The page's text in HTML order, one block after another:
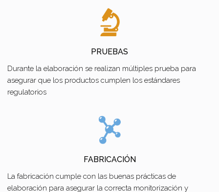
PRUEBAS
Durante la elaboración se realizan múltiples prueba para
asegurar que los productos cumplen los estándares
regulatorios
FABRICACIÓN
La fabricación cumple con las buenas prácticas de
elaboración para asegurar la correcta monitorización y